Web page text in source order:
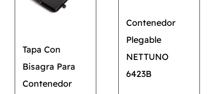
Tapa Con
Bisagra Para
Contenedor
Contenedor
Plegable
NETTUNO
6423B